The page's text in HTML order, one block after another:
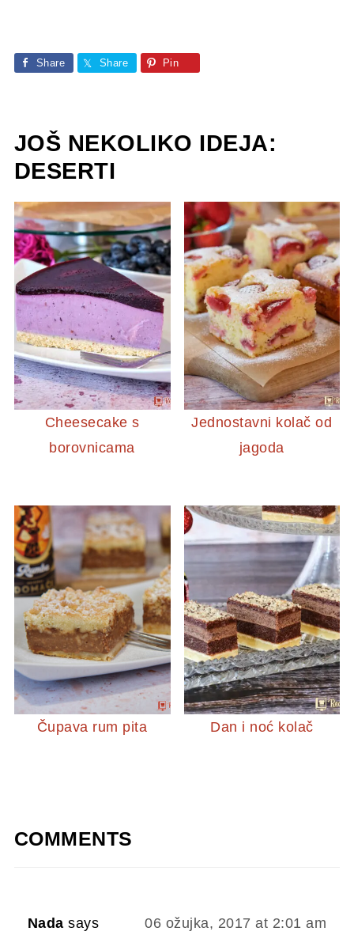
Share Share Pin
JOŠ NEKOLIKO IDEJA:
DESERTI
Cheesecake s
borovnicama
Jednostavni kolač od
jagoda
Čupava rum pita Dan i noć kolač
COMMENTS
Nada says 06 ožujka, 2017 at 2:01 am